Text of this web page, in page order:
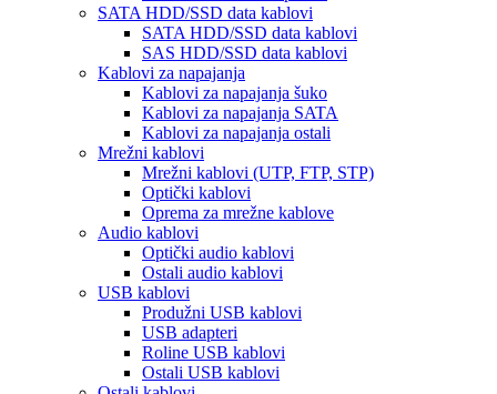
SATA HDD/SSD data kablovi
SATA HDD/SSD data kablovi
SAS HDD/SSD data kablovi
Kablovi za napajanja
Kablovi za napajanja šuko
Kablovi za napajanja SATA
Kablovi za napajanja ostali
Mrežni kablovi
Mrežni kablovi (UTP, FTP, STP)
Optički kablovi
Oprema za mrežne kablove
Audio kablovi
Optički audio kablovi
Ostali audio kablovi
USB kablovi
Produžni USB kablovi
USB adapteri
Roline USB kablovi
Ostali USB kablovi